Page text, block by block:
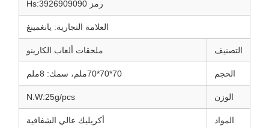
رمز Hs:3926909090
العلامة التجارية: يانغمينغ
التصنيف ملحقات ألعاب الكازينو
الحجم 70*70*70ملم، سمك: 8ملم
الوزن N.W:25g/pcs
المواد أكريليك عالي الشفافية